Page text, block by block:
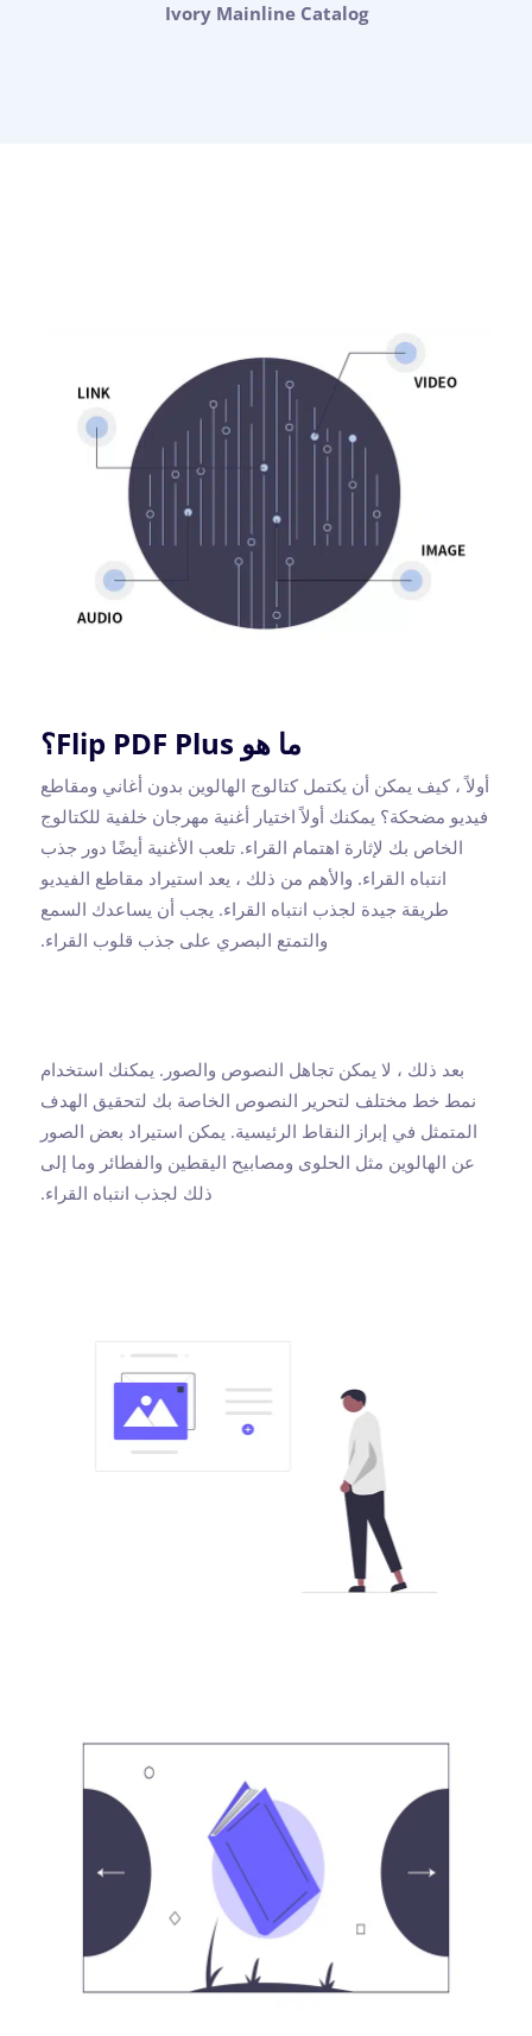
Ivory Mainline Catalog
ما هو Flip PDF Plus؟
أولاً ، كيف يمكن أن يكتمل كتالوج الهالوين بدون أغاني ومقاطع
فيديو مضحكة؟ يمكنك أولاً اختيار أغنية مهرجان خلفية للكتالوج
الخاص بك لإثارة اهتمام القراء. تلعب الأغنية أيضًا دور جذب
انتباه القراء. والأهم من ذلك ، يعد استيراد مقاطع الفيديو
طريقة جيدة لجذب انتباه القراء. يجب أن يساعدك السمع
والتمتع البصري على جذب قلوب القراء.
بعد ذلك ، لا يمكن تجاهل النصوص والصور. يمكنك استخدام
نمط خط مختلف لتحرير النصوص الخاصة بك لتحقيق الهدف
المتمثل في إبراز النقاط الرئيسية. يمكن استيراد بعض الصور
عن الهالوين مثل الحلوى ومصابيح اليقطين والفطائر وما إلى
ذلك لجذب انتباه القراء.